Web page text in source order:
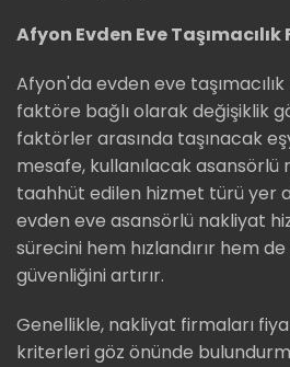
Afyon Evden Eve
Afyon'da evden eve
faktöre bağlı olarak değişiklik
faktörler arasında taşınacak
mesafe, kullanılacak
taahhüt edilen hizmet türü yer
evden eve asansörlü nakliyat
sürecini hem hızlandırır hem de
güvenliğini artırır.
Genellikle, nakliyat firmaları
kriterleri göz önünde